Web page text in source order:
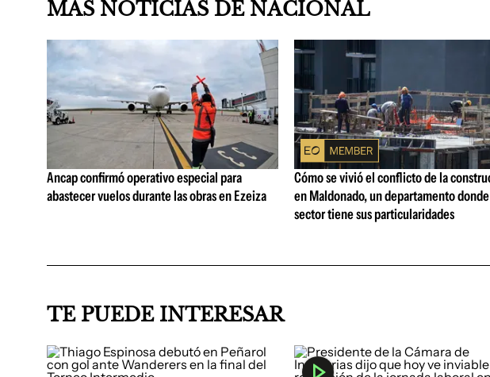
MAS NOTICIAS DE NACIONAL
Ancap confirmó operativo especial para
abastecer vuelos durante las obras en Ezeiza
Cómo se vivió el conflicto de la
en Maldonado, un departamento
sector tiene sus particularidades
TE PUEDE INTERESAR